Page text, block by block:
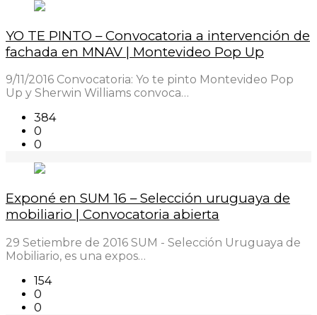
YO TE PINTO – Convocatoria a intervención de
fachada en MNAV | Montevideo Pop Up
9/11/2016 Convocatoria: Yo te pinto Montevideo Pop
Up y Sherwin Williams convoca…
384
0
0
Exponé en SUM 16 – Selección uruguaya de
mobiliario | Convocatoria abierta
29 Setiembre de 2016 SUM - Selección Uruguaya de
Mobiliario, es una expos…
154
0
0